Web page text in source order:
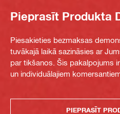
Pieprasīt Produkta
Piesakieties bezmaksas
tuvākajā laikā sazināsies ar
par tikšanos. Šis pakalpojums
un individuālajiem
PIEPRASĪT